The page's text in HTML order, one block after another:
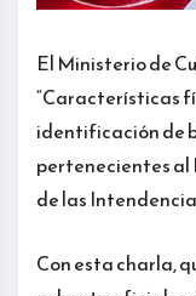
El Ministerio de
“Características
identificación de
pertenecientes al
de las
Con esta charla,